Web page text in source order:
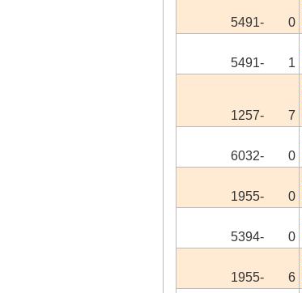
5491- 0
5491- 1
1257- 7
6032- 0
1955- 0
5394- 0
1955- 6